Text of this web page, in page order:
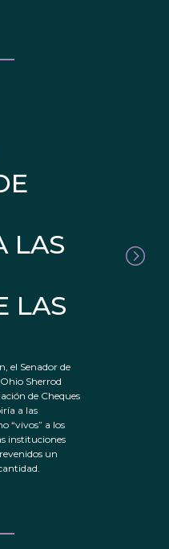
LAS
LAS
el Senador de
Sherrod
de Cheques
a las
“vivos” a los
instituciones
un